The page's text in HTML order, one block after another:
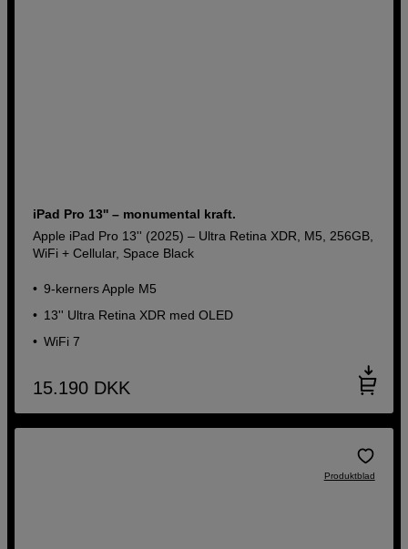
iPad Pro 13'' – monumental kraft.
Apple iPad Pro 13'' (2025) – Ultra Retina XDR, M5, 256GB,
WiFi + Cellular, Space Black
9‑kerners Apple M5
13'' Ultra Retina XDR med OLED
WiFi 7
15.190 DKK
Produktblad